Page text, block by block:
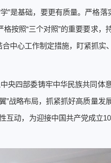
”是基础，要更有质量。严格落
按照“三个对照”的重要要求，
中心工作制定措施，盯紧抓实
四部委铸牢中华民族共同体
”战略布局，抓紧抓好高质量发
动，为迎接中国共产党成立